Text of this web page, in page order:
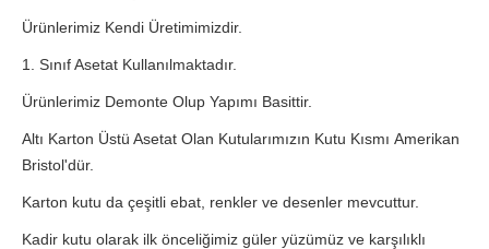
Ürünlerimiz Kendi Üretimimizdir.
1. Sınıf Asetat Kullanılmaktadır.
Ürünlerimiz Demonte Olup Yapımı Basittir.
Altı Karton Üstü Asetat Olan Kutularımızın Kutu Kısmı Amerikan
Bristol'dür.
Karton kutu da çeşitli ebat, renkler ve desenler mevcuttur.
Kadir kutu olarak ilk önceliğimiz güler yüzümüz ve karşılıklı